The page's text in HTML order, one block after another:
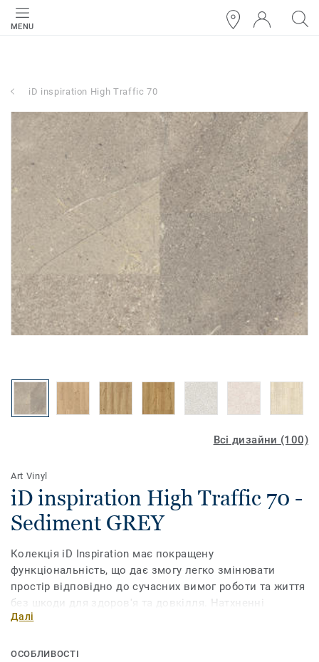
MENU
iD inspiration High Traffic 70
Всі дизайни (100)
Art Vinyl
iD inspiration High Traffic 70 -
Sediment GREY
Колекція iD Inspiration має покращену
функціональність, що дає змогу легко змінювати
простір відповідно до сучасних вимог роботи та життя
без шкоди для здоров'я та довкілля. Натхненні
природою кольори та мотиви, доповнені
найкращі природні дизайни для створення
Далі
ОСОБЛИВОСТІ